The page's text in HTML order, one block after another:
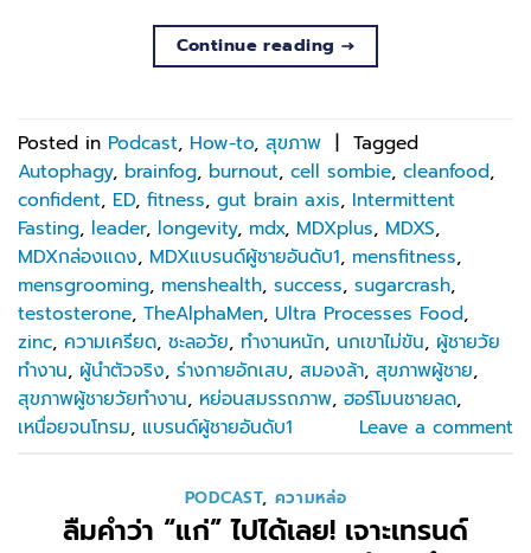
Continue reading →
Posted in Podcast, How-to, สุขภาพ | Tagged
Autophagy, brainfog, burnout, cell sombie, cleanfood,
confident, ED, fitness, gut brain axis, Intermittent
Fasting, leader, longevity, mdx, MDXplus, MDXS,
MDXกล่องแดง, MDXแบรนด์ผู้ชายอันดับ1, mensfitness,
mensgrooming, menshealth, success, sugarcrash,
testosterone, TheAlphaMen, Ultra Processes Food,
zinc, ความเครียด, ชะลอวัย, ทำงานหนัก, นกเขาไม่ขัน, ผู้ชายวัย
ทำงาน, ผู้นำตัวจริง, ร่างกายอักเสบ, สมองล้า, สุขภาพผู้ชาย,
สุขภาพผู้ชายวัยทำงาน, หย่อนสมรรถภาพ, ฮอร์โมนชายลด,
เหนื่อยจนโทรม, แบรนด์ผู้ชายอันดับ1 Leave a comment
PODCAST, ความหล่อ
ลืมคำว่า “แก่” ไปได้เลย! เจาะเทรนด์